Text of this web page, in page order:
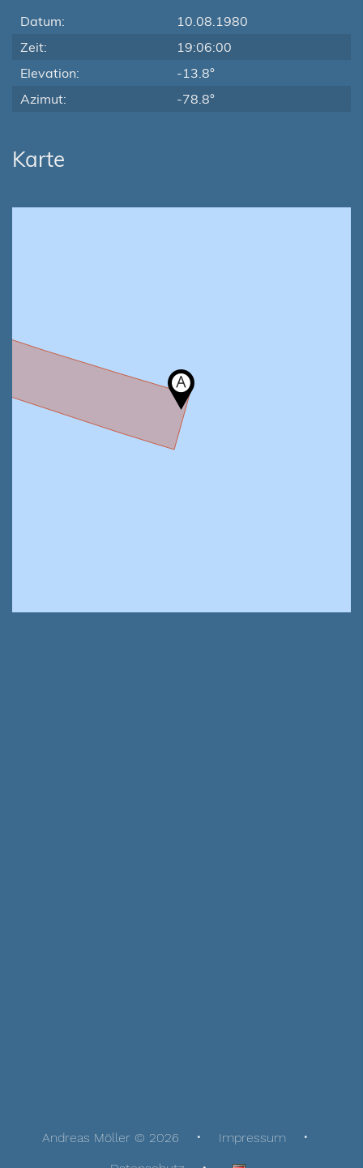
Datum:
10.08.1980
Zeit:
19:06:00
Elevation:
-13.8°
Azimut:
-78.8°
Karte
Andreas Möller © 2026
Impressum